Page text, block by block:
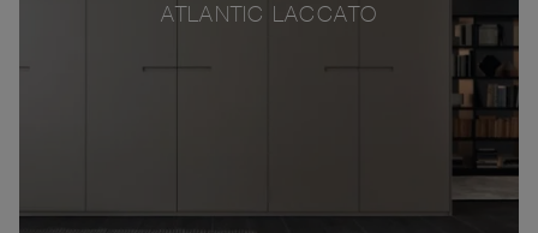
ATLANTIC LACCATO